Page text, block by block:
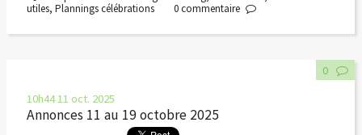
utiles, Plannings célébrations 0commentaire
10h4411 oct. 2025
Annonces 11 au 19 octobre 2025
0